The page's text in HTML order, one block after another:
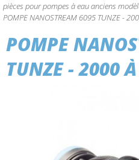
pièces pour pompes à eau anciens
POMPE NANOSTREAM 6095 TUNZE -
POMPE
TUNZE - 2000